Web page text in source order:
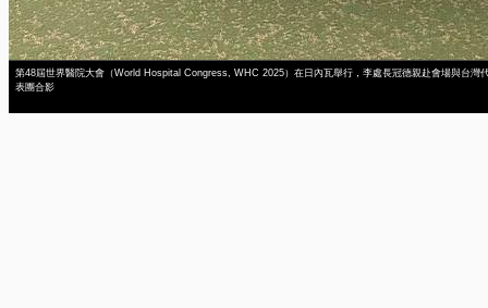
第48屆世界醫院大會（World Hospital Congress, WHC 2025）在日內瓦舉行，李處長冠德親赴會場與台灣
表團合影